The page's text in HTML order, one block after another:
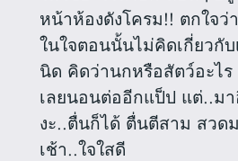
หน้าห้องดังโครม!! ตกใจว่
ในใจตอนนั้นไม่คิดเกี่ยวกั
นิด คิดว่านกหรือสัตว์อะไร
เลยนอนต่ออีกแป็ป แต่..ม
งะ..ตื่นก็ได้ ตื่นตีสาม สวด
เช้า..ใจใสดี